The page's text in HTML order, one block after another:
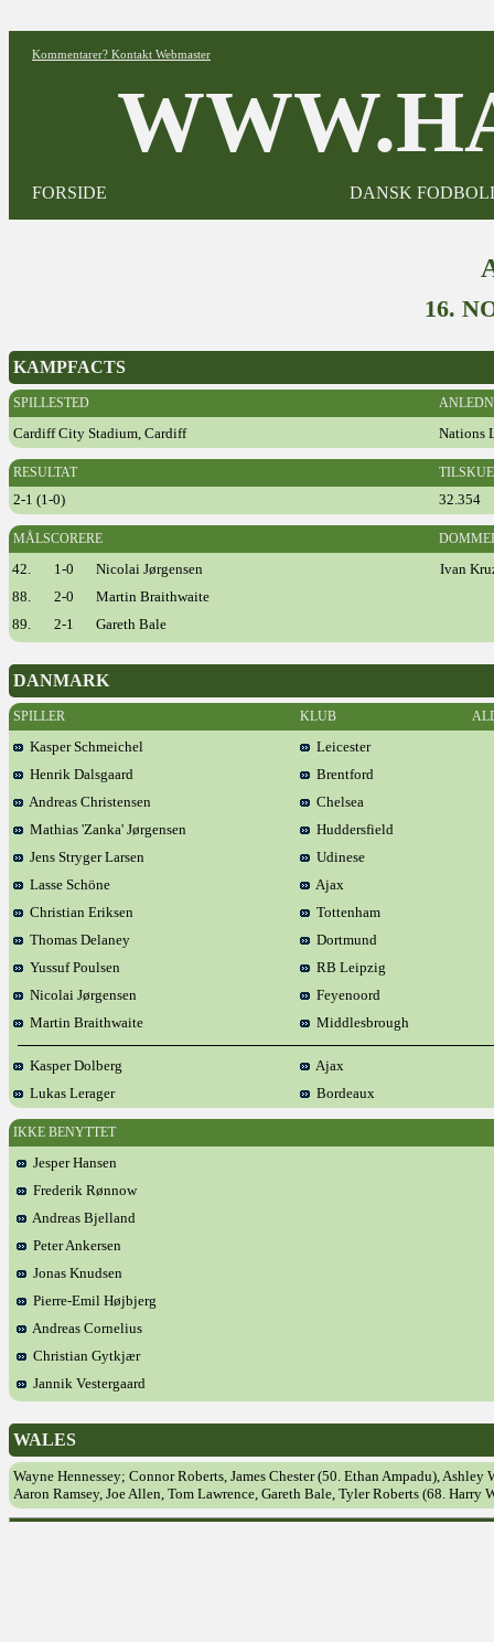
Kommentarer? Kontakt Webmaster
FORSIDE DANSK
16.
KAMPFACTS
SPILLESTED
Cardiff City Stadium, Cardiff Nations
RESULTAT
2-1 (1-0) 32.354
MÅLSCORERE
42. 1-0 Nicolai Jørgensen
Ivan
88.
2-0
Martin Braithwaite
89.
2-1 Gareth Bale
DANMARK
SPILLER KLUB
Kasper Schmeichel
Leicester
Henrik Dalsgaard
Brentford
Andreas Christensen
Chelsea
Mathias 'Zanka' Jørgensen
Huddersfield
Jens Stryger Larsen
Udinese
Lasse Schöne
Ajax
Christian Eriksen
Tottenham
Thomas Delaney
Dortmund
Yussuf Poulsen
RB Leipzig
Nicolai Jørgensen
Feyenoord
Martin Braithwaite
Middlesbrough
Kasper Dolberg
Ajax
Lukas Lerager
Bordeaux
IKKE BENYTTET
Jesper Hansen
Frederik Rønnow
Andreas Bjelland
Peter Ankersen
Jonas Knudsen
Pierre-Emil Højbjerg
Andreas Cornelius
Christian Gytkjær
Jannik Vestergaard
WALES
Wayne Hennessey; Connor Roberts, James Chester (50. Ethan Ampadu),
Aaron Ramsey, Joe Allen, Tom Lawrence, Gareth Bale, Tyler Roberts (68. Harry